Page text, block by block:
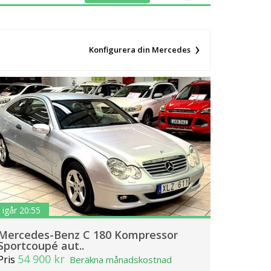
Coupé med 17 764 fordon,
13 565 fordon, El/Diesel med 9
silver.
för mellan 69 900 och 4 295
Konfigurera din Mercedes
igår 20:55
Benz C 180 Kompressor
aut..
54 900 kr Beräkna månadskostnad